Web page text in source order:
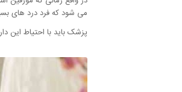
می شود که فرد درد های
پزشک باید با احتیاط این